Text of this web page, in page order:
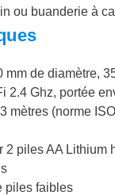
ou buanderie à
mm de diamètre,
2.4 Ghz, portée
mètres (norme
2 piles AA Lithium
piles faibles